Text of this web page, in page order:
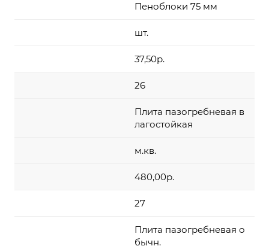
Пеноблоки 75 мм
шт.
37,50р.
26
Плита пазогребневая в
лагостойкая
м.кв.
480,00р.
27
Плита пазогребневая о
бычн.